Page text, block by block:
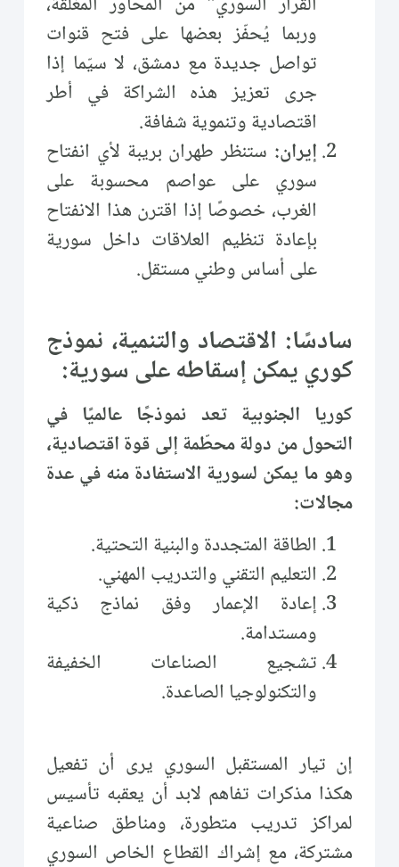
وربما يُحفّز بعضها على فتح قنوات
تواصل جديدة مع دمشق، لا سيّما إذا
جرى تعزيز هذه الشراكة في أطر
اقتصادية وتنموية شفافة.
إيران: ستنظر طهران بريبة لأي انفتاح
سوري على عواصم محسوبة على
الغرب، خصوصًا إذا اقترن هذا الانفتاح
بإعادة تنظيم العلاقات داخل سورية
على أساس وطني مستقل.
سادسًا: الاقتصاد والتنمية، نموذج
كوري يمكن إسقاطه على سورية:
كوريا الجنوبية تعد نموذجًا عالميًا في
التحول من دولة محطّمة إلى قوة اقتصادية،
وهو ما يمكن لسورية الاستفادة منه في عدة
مجالات:
الطاقة المتجددة والبنية التحتية.
التعليم التقني والتدريب المهني.
إعادة الإعمار وفق نماذج ذكية
ومستدامة.
تشجيع الصناعات الخفيفة
والتكنولوجيا الصاعدة.
إن تيار المستقبل السوري يرى أن تفعيل
هكذا مذكرات تفاهم لابد أن يعقبه تأسيس
لمراكز تدريب متطورة، ومناطق صناعية
مشتركة، مع إشراك القطاع الخاص السوري